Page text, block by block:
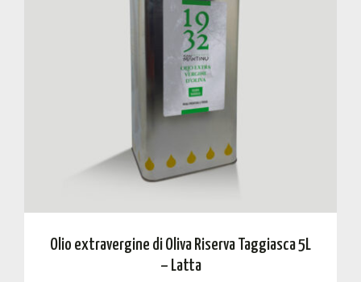
Olio extravergine di Oliva Riserva Taggiasca 5L
– Latta